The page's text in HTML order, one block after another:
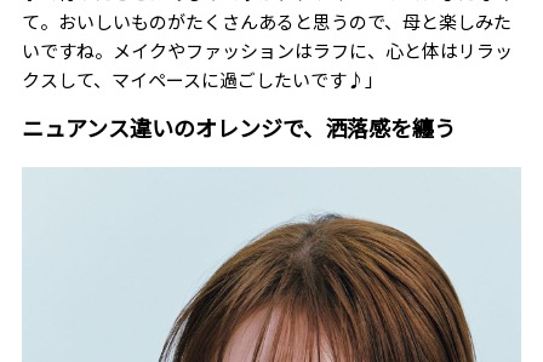
て。おいしいものがたくさんあると思うので、母と楽しみた
いですね。メイクやファッションはラフに、心と体はリラッ
クスして、マイペースに過ごしたいです♪」
ニュアンス違いのオレンジで、洒落感を纏う